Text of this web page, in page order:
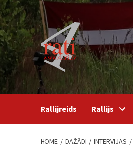
Skip
to
content
Rallijreids Rallijs
HOME DAŽĀDI INTERVIJAS